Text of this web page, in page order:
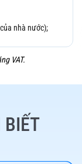
nhà nước);
VAT.
BIẾT